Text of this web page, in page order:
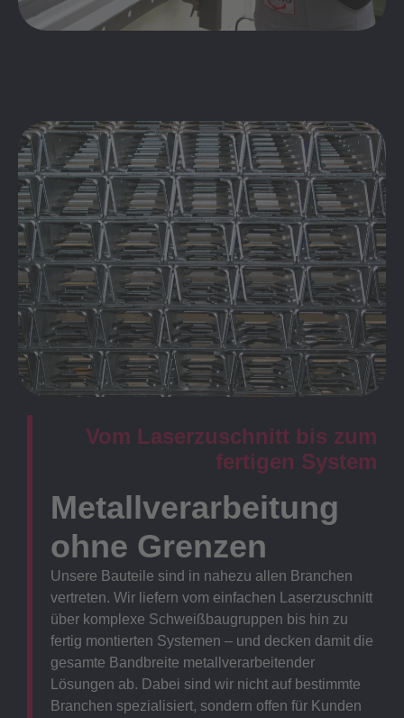
Vom Laserzuschnitt bis zum
fertigen System
Metallverarbeitung
ohne Grenzen
Unsere Bauteile sind in nahezu allen Branchen
vertreten. Wir liefern vom einfachen Laserzuschnitt
über komplexe Schweißbaugruppen bis hin zu
fertig montierten Systemen – und decken damit die
gesamte Bandbreite metallverarbeitender
Lösungen ab. Dabei sind wir nicht auf bestimmte
Branchen spezialisiert, sondern offen für Kunden